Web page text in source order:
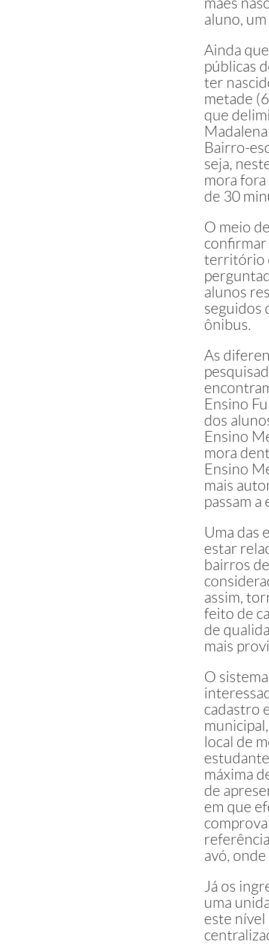
mães
aluno,
Ainda
públicas
ter
metade
que
Bairro-
seja,
mora
de 30
O meio
confirmar
território
alunos
seguidos
ônibus.
As
Ensino
dos
Ensino
mora
Ensino
mais
passam a
Uma das
estar
bairros
assim,
feito de
de
mais
O
cadastro
local de
máxima
de
em que
avó, onde
Já os
uma
este nível